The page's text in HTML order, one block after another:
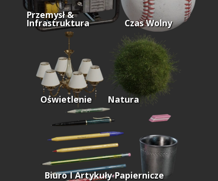
Przemysł &
Infrastruktura Czas Wolny
Oświetlenie Natura
Biuro I Artykuły Papiernicze